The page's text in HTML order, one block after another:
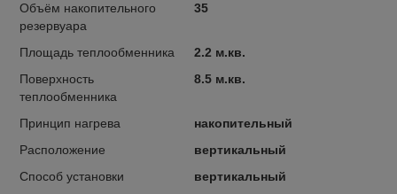
Объём накопительного
резервуара
35
Площадь теплообменника
2.2 м.кв.
Поверхность
теплообменника
8.5 м.кв.
Принцип нагрева
накопительный
Расположение
вертикальный
Способ установки
вертикальный